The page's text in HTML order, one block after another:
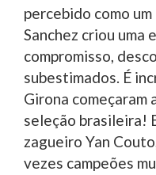
percebido como
Sanchez criou uma
compromisso,
subestimados. É
Girona começaram
seleção brasileira!
zagueiro Yan
vezes campeões